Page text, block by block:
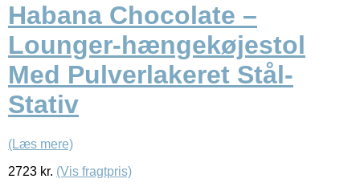
Habana Chocolate –
Lounger-hængekøjestol
Med Pulverlakeret Stål-
Stativ
(Læs mere)
2723 kr. (Vis fragtpris)